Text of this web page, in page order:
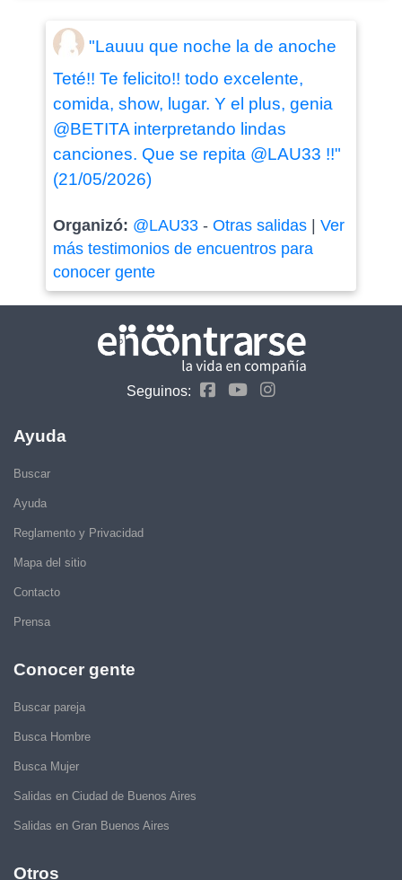
"Lauuu que noche la de anoche
Teté!! Te felicito!! todo excelente,
comida, show, lugar. Y el plus, genia
@BETITA interpretando lindas
canciones. Que se repita @LAU33 !!"
(21/05/2026)
Organizó: @LAU33- Otras salidas| Ver
más testimonios de encuentros para
conocer gente
Seguinos:
Ayuda
Buscar
Ayuda
Reglamento y Privacidad
Mapa del sitio
Contacto
Prensa
Conocer gente
Buscar pareja
Busca Hombre
Busca Mujer
Salidas en Ciudad de Buenos Aires
Salidas en Gran Buenos Aires
Otros